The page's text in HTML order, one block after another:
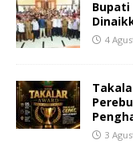
Bupati
4
3